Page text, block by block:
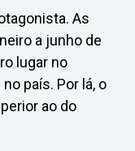
As
a junho de
lugar no
país. Por lá, o
ao do